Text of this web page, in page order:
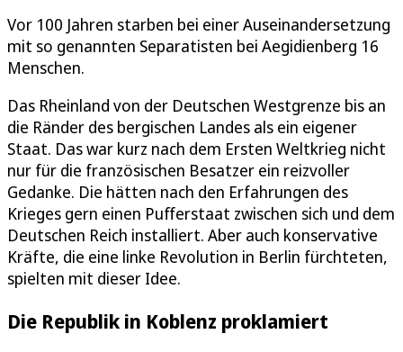
Vor 100 Jahren starben bei einer Auseinandersetzung
mit so genannten Separatisten bei Aegidienberg 16
Menschen.
Das Rheinland von der Deutschen Westgrenze bis an
die Ränder des bergischen Landes als ein eigener
Staat. Das war kurz nach dem Ersten Weltkrieg nicht
nur für die französischen Besatzer ein reizvoller
Gedanke. Die hätten nach den Erfahrungen des
Krieges gern einen Pufferstaat zwischen sich und dem
Deutschen Reich installiert. Aber auch konservative
Kräfte, die eine linke Revolution in Berlin fürchteten,
spielten mit dieser Idee.
Die Republik in Koblenz proklamiert